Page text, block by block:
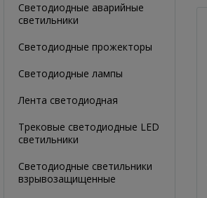
Светодиодные аварийные
светильники
Светодиодные прожекторы
Светодиодные лампы
Лента светодиодная
Трековые светодиодные LED
светильники
Светодиодные светильники
взрывозащищенные